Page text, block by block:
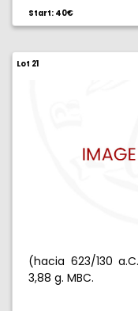
Start: 40€
Lot 21
(hacia 623/130
3,88 g. MBC.